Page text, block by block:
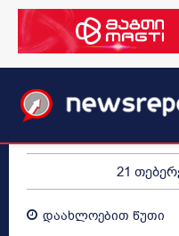
21
დაახლოებით წუთი